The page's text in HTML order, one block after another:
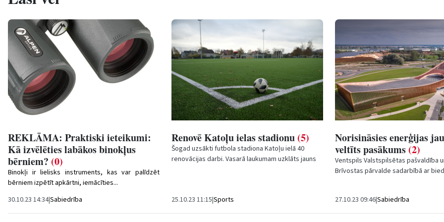
REKLĀMA: Praktiski ieteikumi:
Kā izvēlēties labākos binokļus
bērniem? (0)
Binokļi ir lielisks instruments, kas var palīdzēt
bērniem izpētīt apkārtni, iemācīties...
30.10.23 14:34|Sabiedrība
Renovē Katoļu ielas stadionu (5)
Šogad uzsākti futbola stadiona Katoļu ielā 40
renovācijas darbi. Vasarā laukumam uzklāts jauns
25.10.23 11:15|Sports
Norisināsies enerģijas
veltīts pasākums (2)
Ventspils Valstspilsētas pašvaldība
Brīvostas pārvalde sadarbībā ar
27.10.23 09:46|Sabiedrība